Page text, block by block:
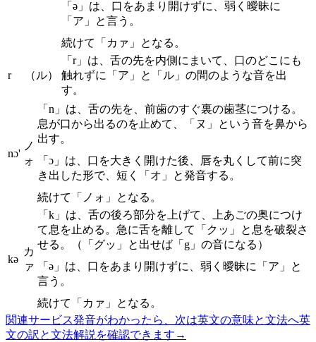
「ə」は、口をあまり開けずに、弱く曖昧に
「ア」と言う。
続けて「カァ」となる。
r （ル）
「r」は、舌の先を内側にまいて、口のどこにも
触れずに「ア」と「ル」の間のような音を出
す。
nɔ'
ノ
ォ
「n」は、舌の先を、前歯のすぐ裏の歯茎につける。
息が口から出るのを止めて、「ヌ」という音を鼻から
出す。
「ɔ」は、口を大きく開けた後、唇を丸くして前に突
き出した形で、短く「オ」と発音する。
続けて「ノォ」となる。
kə
カ
ァ
「k」は、舌の後ろ部分を上げて、上あごの奥につけ
て息を止める。急に舌を離して「クッ」と息を破裂さ
せる。（「グッ」と出せば「g」の音になる）
「ə」は、口をあまり開けずに、弱く曖昧に「ア」と
言う。
続けて「カァ」となる。
関連サービス発音がわかったら、次は英文の意味と文法へ英
文の訳と文法解説を確認できます →